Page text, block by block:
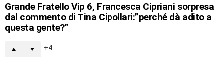
Grande Fratello Vip 6, Francesca Cipriani sorpresa
dal commento di Tina Cipollari:”perché dà adito a
questa gente?”
4